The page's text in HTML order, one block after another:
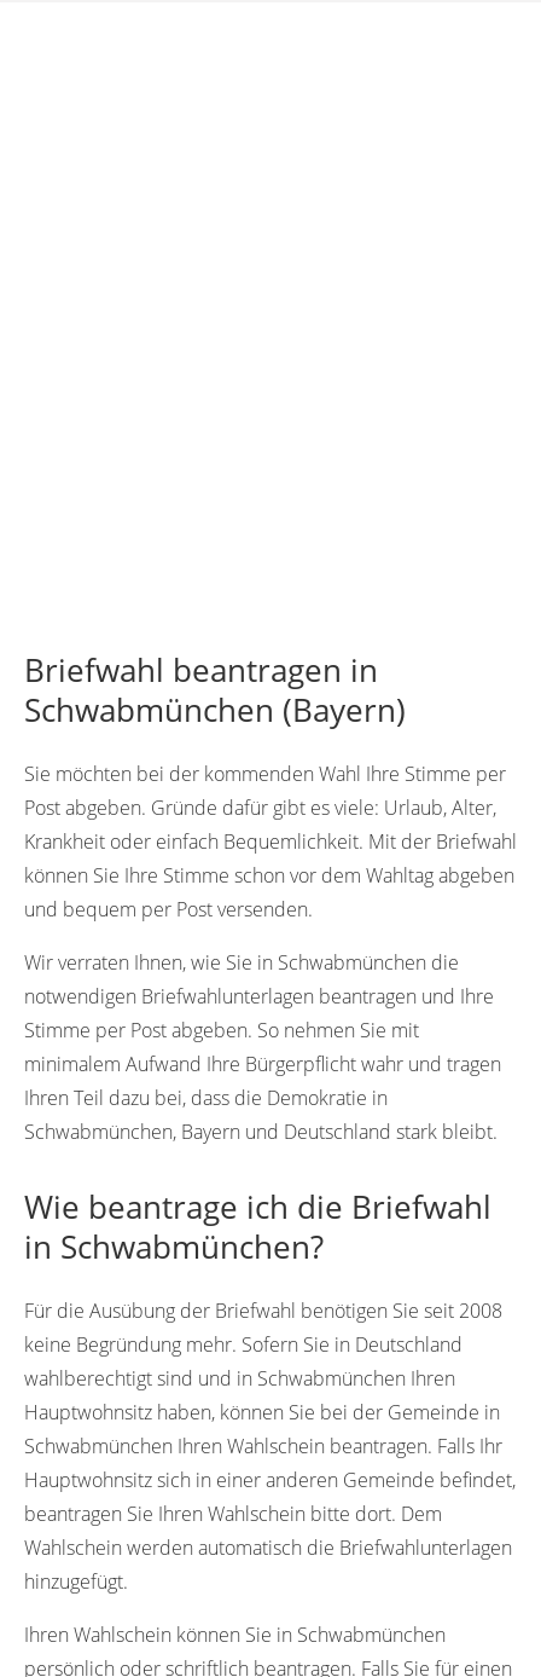
Briefwahl beantragen in
Schwabmünchen (Bayern)
Sie möchten bei der kommenden Wahl Ihre Stimme per
Post abgeben. Gründe dafür gibt es viele: Urlaub, Alter,
Krankheit oder einfach Bequemlichkeit. Mit der Briefwahl
können Sie Ihre Stimme schon vor dem Wahltag abgeben
und bequem per Post versenden.
Wir verraten Ihnen, wie Sie in Schwabmünchen die
notwendigen Briefwahlunterlagen beantragen und Ihre
Stimme per Post abgeben. So nehmen Sie mit
minimalem Aufwand Ihre Bürgerpflicht wahr und tragen
Ihren Teil dazu bei, dass die Demokratie in
Schwabmünchen, Bayern und Deutschland stark bleibt.
Wie beantrage ich die Briefwahl
in Schwabmünchen?
Für die Ausübung der Briefwahl benötigen Sie seit 2008
keine Begründung mehr. Sofern Sie in Deutschland
wahlberechtigt sind und in Schwabmünchen Ihren
Hauptwohnsitz haben, können Sie bei der Gemeinde in
Schwabmünchen Ihren Wahlschein beantragen. Falls Ihr
Hauptwohnsitz sich in einer anderen Gemeinde befindet,
beantragen Sie Ihren Wahlschein bitte dort. Dem
Wahlschein werden automatisch die Briefwahlunterlagen
hinzugefügt.
Ihren Wahlschein können Sie in Schwabmünchen
persönlich oder schriftlich beantragen. Falls Sie für einen